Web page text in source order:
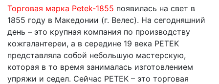
Торговая марка Petek-1855 появилась на свет в
1855 году в Македонии (г. Велес). На сегодняшний
день – это крупная компания по производству
кожгалантереи, а в середине 19 века PETEK
представляла собой небольшую мастерскую,
которая в то время занималась изготовлением
упряжи и седел. Сейчас PETEK – это торговая